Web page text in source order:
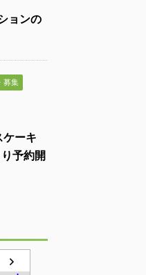
ョンの
募集
ーキ
予約開